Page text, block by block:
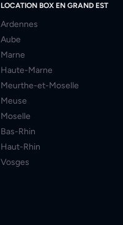
LOCATION BOX EN GRAND EST
Ardennes
Aube
Marne
Haute-Marne
Meurthe-et-Moselle
Meuse
Moselle
Bas-Rhin
Haut-Rhin
Vosges